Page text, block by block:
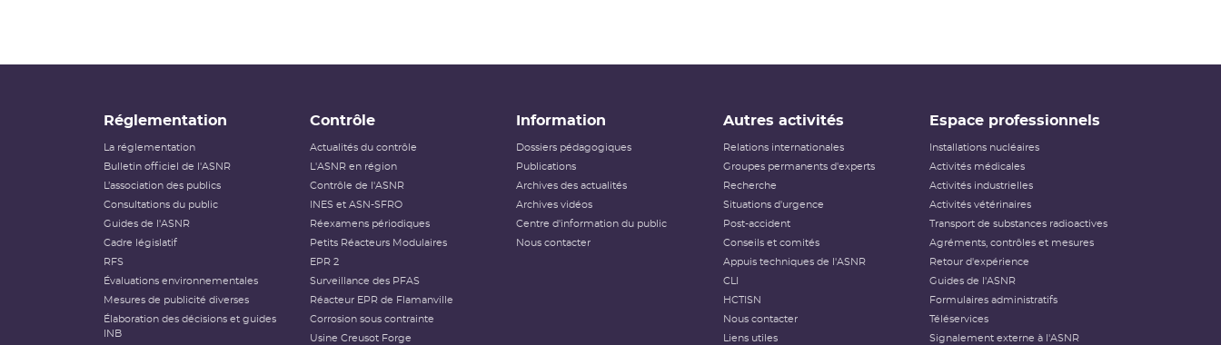
Réglementation
La réglementation
Bulletin officiel de l'ASNR
L’association des publics
Consultations du public
Guides de l'ASNR
Cadre législatif
RFS
Évaluations environnementales
Mesures de publicité diverses
Élaboration des décisions et guides
INB
Contrôle
Actualités du contrôle
L'ASNR en région
Contrôle de l'ASNR
INES et ASN-SFRO
Réexamens périodiques
Petits Réacteurs Modulaires
EPR 2
Surveillance des PFAS
Réacteur EPR de Flamanville
Corrosion sous contrainte
Usine Creusot Forge
Information
Dossiers pédagogiques
Publications
Archives des actualités
Archives vidéos
Centre d'information du public
Nous contacter
Autres activités
Relations internationales
Groupes permanents d'experts
Recherche
Situations d'urgence
Post-accident
Conseils et comités
Appuis techniques de l'ASNR
CLI
HCTISN
Nous contacter
Liens utiles
Espace professionnels
Installations nucléaires
Activités médicales
Activités industrielles
Activités vétérinaires
Transport de substances radioactives
Agréments, contrôles et mesures
Retour d'expérience
Guides de l'ASNR
Formulaires administratifs
Téléservices
Signalement externe à l'ASNR